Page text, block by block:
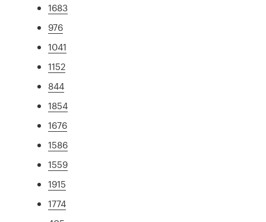
1683
976
1041
1152
844
1854
1676
1586
1559
1915
1774